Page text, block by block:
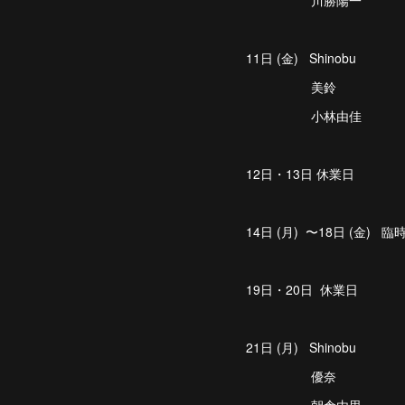
11日 (金) Shinobu
美鈴
小林由佳
12日・13日 休業日
14日 (月) 〜18日 (金) 臨
19日・20日 休業日
21日 (月) Shinobu
優奈